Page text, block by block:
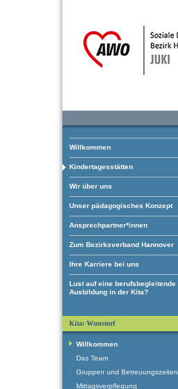
Willkommen
Kindertagesstätten
Wir über uns
Unser pädagogisches Konzept
Ansprechpartner*innen
Zum Bezirksverband Hannover
Ihre Karriere bei uns
Lust auf eine berufsbegleitende
Ausbildung in der Kita?
Kita: Wunstorf
Willkommen
Das Team
Gruppen und Betreuungszeiten
Mittagsverpflegung